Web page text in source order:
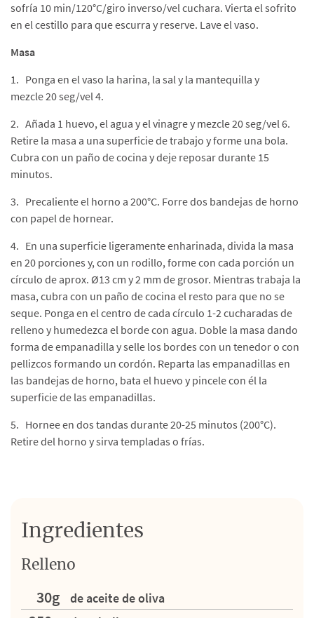
sofría 10 min/120°C/giro inverso/vel cuchara. Vierta el sofrito
en el cestillo para que escurra y reserve. Lave el vaso.
Masa
1. Ponga en el vaso la harina, la sal y la mantequilla y
mezcle 20 seg/vel 4.
2. Añada 1 huevo, el agua y el vinagre y mezcle 20 seg/vel 6.
Retire la masa a una superficie de trabajo y forme una bola.
Cubra con un paño de cocina y deje reposar durante 15
minutos.
3. Precaliente el horno a 200°C. Forre dos bandejas de horno
con papel de hornear.
4. En una superficie ligeramente enharinada, divida la masa
en 20 porciones y, con un rodillo, forme con cada porción un
círculo de aprox. Ø13 cm y 2 mm de grosor. Mientras trabaja la
masa, cubra con un paño de cocina el resto para que no se
seque. Ponga en el centro de cada círculo 1-2 cucharadas de
relleno y humedezca el borde con agua. Doble la masa dando
forma de empanadilla y selle los bordes con un tenedor o con
pellizcos formando un cordón. Reparta las empanadillas en
las bandejas de horno, bata el huevo y pincele con él la
superficie de las empanadillas.
5. Hornee en dos tandas durante 20-25 minutos (200°C).
Retire del horno y sirva templadas o frías.
Ingredientes
Relleno
30g de aceite de oliva